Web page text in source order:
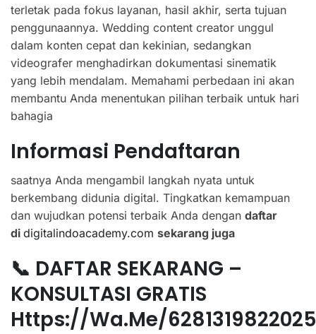
terletak pada fokus layanan, hasil akhir, serta tujuan
penggunaannya. Wedding content creator unggul
dalam konten cepat dan kekinian, sedangkan
videografer menghadirkan dokumentasi sinematik
yang lebih mendalam. Memahami perbedaan ini akan
membantu Anda menentukan pilihan terbaik untuk hari
bahagia
Informasi Pendaftaran
saatnya Anda mengambil langkah nyata untuk
berkembang didunia digital. Tingkatkan kemampuan
dan wujudkan potensi terbaik Anda dengan daftar
di digitalindoacademy.com sekarang juga
📞 DAFTAR SEKARANG –
KONSULTASI GRATIS
Https://wa.me/6281319822025